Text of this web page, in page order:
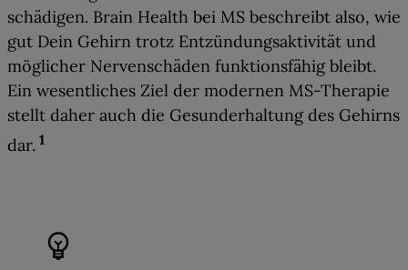
schädigen. Brain Health bei MS beschreibt also, wie
gut Dein Gehirn trotz Entzündungsaktivität und
möglicher Nervenschäden funktionsfähig bleibt.
Ein wesentliches Ziel der modernen MS-Therapie
stellt daher auch die Gesunderhaltung des Gehirns
dar. 1
emoji_objects